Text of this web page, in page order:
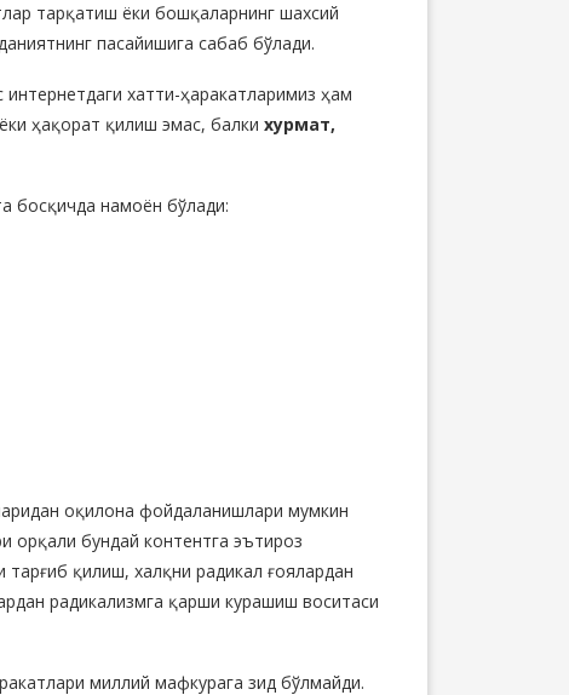
тарқатиш ёки бошқаларнинг шахсий
пасайишига сабаб бўлади.
хатти-ҳаракатларимиз ҳам
ҳақорат қилиш эмас, балки хурмат,
босқичда намоён бўлади:
оқилона фойдаланишлари мумкин
орқали бундай контентга эътироз
қилиш, халқни радикал ғоялардан
радикализмга қарши курашиш воситаси
миллий мафкурага зид бўлмайди.